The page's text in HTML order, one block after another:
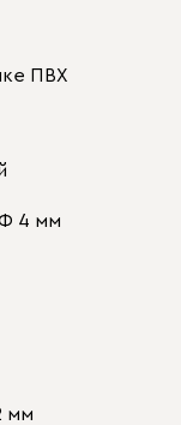
ПВХ
4 мм
мм